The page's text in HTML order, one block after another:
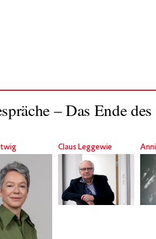
– Das Ende
Claus Leggewie